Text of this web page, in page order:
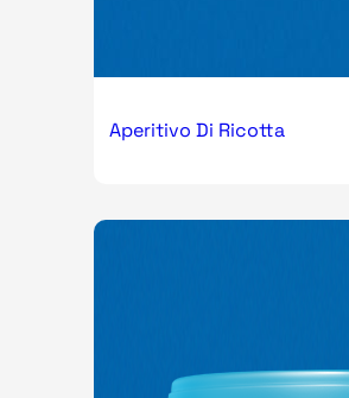
Aperitivo Di Ricotta